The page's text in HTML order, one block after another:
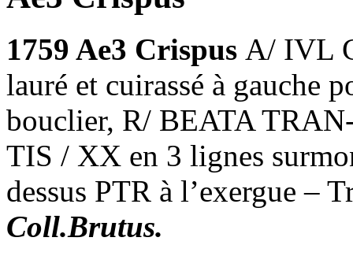
1759 Ae3 Crispus A/ IVL
lauré et cuirassé à gauche
bouclier, R/ BEATA
TIS / XX en 3 lignes
dessus PTR à l’exergue –
Coll.Brutus.